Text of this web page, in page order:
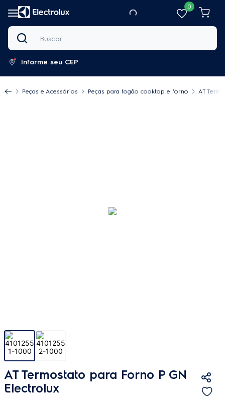
0
Buscar
Informe seu CEP
Peças e Acessórios Peças para fogão cooktop e forno AT
AT Termostato para Forno P GN
Electrolux